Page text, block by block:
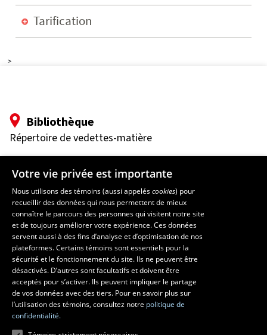
Tarification
>
Bibliothèque
Répertoire de vedettes-matière
2345 Allée des Bibliothèques
Université Laval
Québec (Québec) G1V 0A6
Suivez-nous sur Facebook
Des questions?
Votre vie privée est importante
Nous utilisons des témoins (aussi appeléscookies) pour
recueillir des données qui nous permettent de mieux
connaître le parcours des personnes qui visitent notre site
et de toujours améliorer votre expérience. Ces données
servent aussi à des fins d’analyse et d’optimisation de nos
plateformes. Certains témoins sont essentiels pour la
sécurité et le fonctionnement du site. Ils ne peuvent être
désactivés. D’autres sont facultatifs et doivent être
acceptés pour s’activer. Ils peuvent impliquer le partage
de vos données avec des tiers. Pour en savoir plus sur
l’utilisation des témoins, consultez notre politique de
confidentialité.